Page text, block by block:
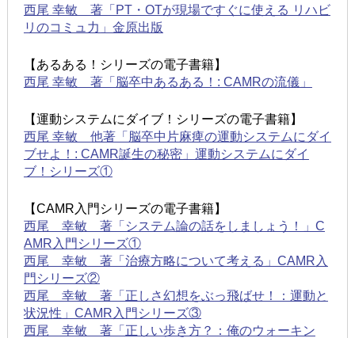
西尾 幸敏 著「PT・OTが現場ですぐに使える リハビ
リのコミュ力」金原出版
【あるある！シリーズの電子書籍】
西尾 幸敏 著「脳卒中あるある！: CAMRの流儀」
【運動システムにダイブ！シリーズの電子書籍】
西尾 幸敏 他著「脳卒中片麻痺の運動システムにダイ
ブせよ！: CAMR誕生の秘密」運動システムにダイ
ブ！シリーズ①
【CAMR入門シリーズの電子書籍】
西尾 幸敏 著「システム論の話をしましょう！」C
AMR入門シリーズ①
西尾 幸敏 著「治療方略について考える」CAMR入
門シリーズ②
西尾 幸敏 著「正しさ幻想をぶっ飛ばせ！：運動と
状況性」CAMR入門シリーズ③
西尾 幸敏 著「正しい歩き方？：俺のウォーキン